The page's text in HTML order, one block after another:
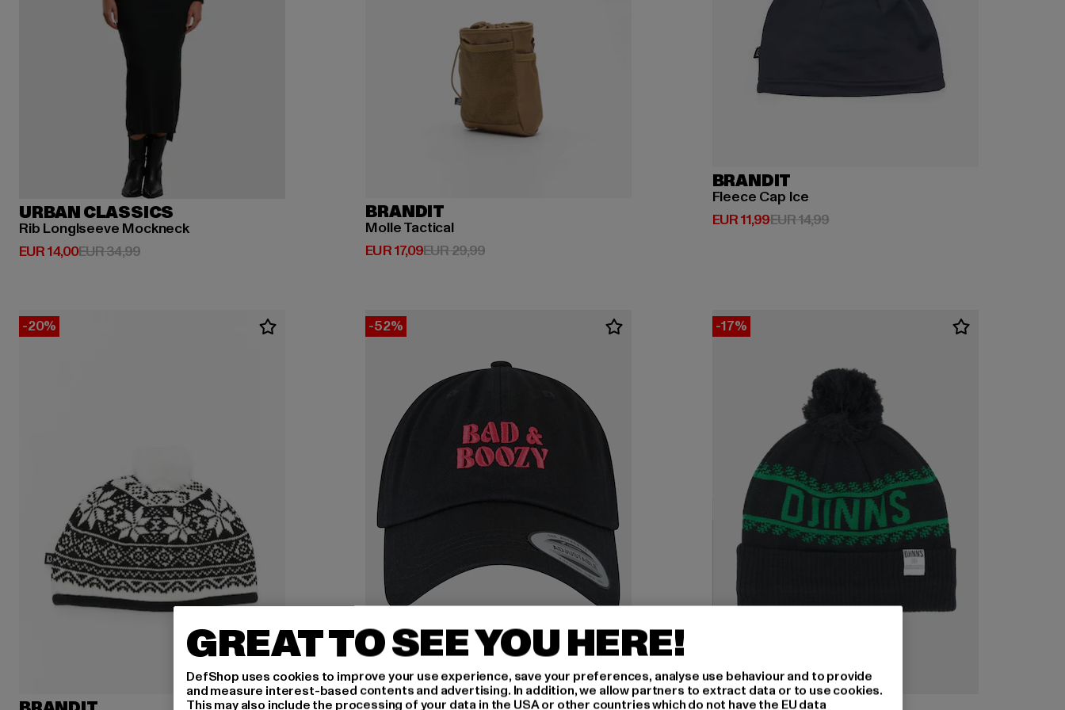
URBAN CLASSICS
Rib Longlseeve Mockneck
EUR 14,00
Derzeitiger Preis: EUR 14,00
EUR 34,99Aktionspreis: EUR 34,99
BRANDIT
Molle Tactical
EUR 17,09
Derzeitiger Preis: EUR 17,09
EUR 29,99Aktionspreis: EUR 29,99
BRANDIT
Fleece Cap Ice
EUR 11,99
Derzeitiger Preis: EUR 11,99
EUR 14,99Aktionspreis: EUR 14,99
-20% -52%
MISS TEE
Bad & Boozy Cap
-17%
GREAT TO SEE YOU HERE!
DefShop uses cookies to improve your use experience, save your preferences, analyse use behaviour and to provide
and measure interest-based contents and advertising. In addition, we allow partners to extract data or to use cookies.
This may also include the processing of your data in the USA or other countries which do not have the EU data